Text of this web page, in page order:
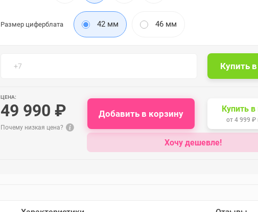
Размер циферблата 42 мм 46 мм
ЦЕНА:
49 990 ₽
Почему низкая цена?
Добавить в корзину Купить
от 4 999 ₽
Хочу дешевле!